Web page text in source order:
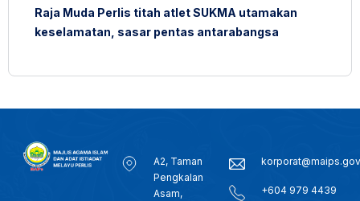
Raja Muda Perlis titah atlet SUKMA utamakan
keselamatan, sasar pentas antarabangsa
A2, Taman
Pengkalan
Asam,
+604 979 4439